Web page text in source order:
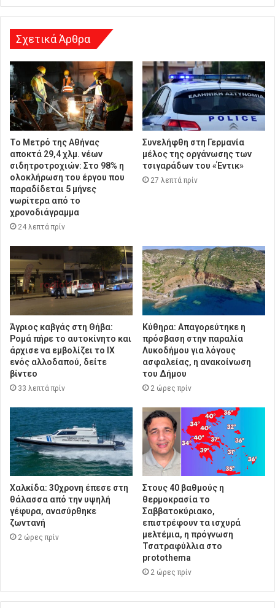
ν
Σχετικά Άρθρα
Το Μετρό της Αθήνας
αποκτά 29,4 χλμ. νέων
σιδητροτροχιών: Στο 98% η
ολοκλήρωση του έργου που
παραδίδεται 5 μήνες
νωρίτερα από το
χρονοδιάγραμμα
24 λεπτά πρίν
Συνελήφθη στη Γερμανία
μέλος της οργάνωσης των
τσιγαράδων του «Έντικ»
27 λεπτά πρίν
Άγριος καβγάς στη Θήβα:
Ρομά πήρε το αυτοκίνητο και
άρχισε να εμβολίζει το ΙΧ
ενός αλλοδαπού, δείτε
βίντεο
33 λεπτά πρίν
Κύθηρα: Απαγορεύτηκε η
πρόσβαση στην παραλία
Λυκοδήμου για λόγους
ασφαλείας, η ανακοίνωση
του Δήμου
2 ώρες πρίν
Χαλκίδα: 30χρονη έπεσε στη
θάλασσα από την υψηλή
γέφυρα, ανασύρθηκε
ζωντανή
2 ώρες πρίν
Στους 40 βαθμούς η
θερμοκρασία το
Σαββατοκύριακο,
επιστρέφουν τα ισχυρά
μελτέμια, η πρόγνωση
Τσατραφύλλια στο
protothema
2 ώρες πρίν